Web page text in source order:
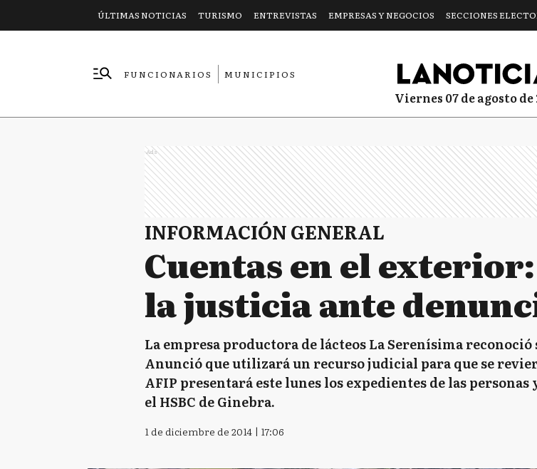
ÚLTIMAS NOTICIAS TURISMO ENTREVISTAS EMPRESAS Y NEGOCIOS SECCIONES
FUNCIONARIOS
MUNICIPIOS
viernes 07 de agosto de
Ads
INFORMACIÓN GENERAL
Cuentas en el
la justicia ante
La empresa productora de lácteos La Serenísima
Anunció que utilizará un recurso judicial para que se
AFIP presentará este lunes los expedientes de las
el HSBC de Ginebra.
1 de diciembre de 2014 | 17:06